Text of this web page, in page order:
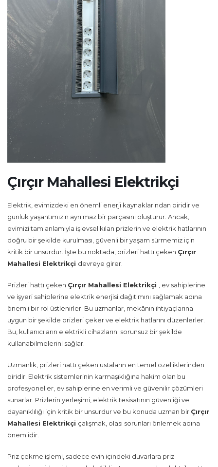
Çırçır Mahallesi Elektrikçi
Elektrik, evimizdeki en önemli enerji kaynaklarından biridir ve
günlük yaşantımızın ayrılmaz bir parçasını oluşturur. Ancak,
evimizi tam anlamıyla işlevsel kılan prizlerin ve elektrik hatlarının
doğru bir şekilde kurulması, güvenli bir yaşam sürmemiz için
kritik bir unsurdur. İşte bu noktada, prizleri hattı çeken Çırçır
Mahallesi Elektrikçi devreye girer.
Prizleri hattı çeken Çırçır Mahallesi Elektrikçi
, ev sahiplerine
ve işyeri sahiplerine elektrik enerjisi dağıtımını sağlamak adına
önemli bir rol üstlenirler. Bu uzmanlar, mekânın ihtiyaçlarına
uygun bir şekilde prizleri çeker ve elektrik hatlarını düzenlerler.
Bu, kullanıcıların elektrikli cihazlarını sorunsuz bir şekilde
kullanabilmelerini sağlar.
Uzmanlık, prizleri hattı çeken ustaların en temel özelliklerinden
biridir. Elektrik sistemlerinin karmaşıklığına hakim olan bu
profesyoneller, ev sahiplerine en verimli ve güvenilir çözümleri
sunarlar. Prizlerin yerleşimi, elektrik tesisatının güvenliği ve
dayanıklılığı için kritik bir unsurdur ve bu konuda uzman bir Çırçır
Mahallesi Elektrikçi çalışmak, olası sorunları önlemek adına
önemlidir.
Priz çekme işlemi, sadece evin içindeki duvarlara priz